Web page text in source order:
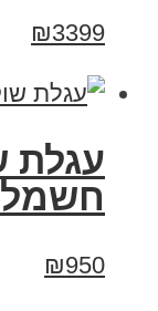
₪3399
עגלת
₪950